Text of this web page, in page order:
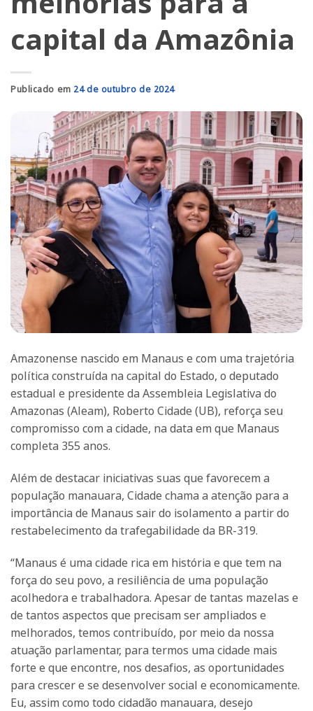
capital da Amazônia
Publicado em 24 de outubro de 2024
Amazonense nascido em Manaus e com uma trajetória
política construída na capital do Estado, o deputado
estadual e presidente da Assembleia Legislativa do
Amazonas (Aleam), Roberto Cidade (UB), reforça seu
compromisso com a cidade, na data em que Manaus
completa 355 anos.
Além de destacar iniciativas suas que favorecem a
população manauara, Cidade chama a atenção para a
importância de Manaus sair do isolamento a partir do
restabelecimento da trafegabilidade da BR-319.
“Manaus é uma cidade rica em história e que tem na
força do seu povo, a resiliência de uma população
acolhedora e trabalhadora. Apesar de tantas mazelas e
de tantos aspectos que precisam ser ampliados e
melhorados, temos contribuído, por meio da nossa
atuação parlamentar, para termos uma cidade mais
forte e que encontre, nos desafios, as oportunidades
para crescer e se desenvolver social e economicamente.
Eu, assim como todo cidadão manauara, desejo